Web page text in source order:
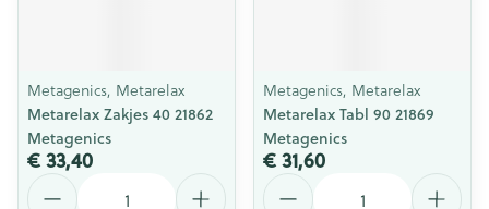
Metagenics, Metarelax
Metarelax Zakjes 40 21862
Metagenics
€ 33,40
Metagenics, Metarelax
Metarelax Tabl 90 21869
Metagenics
€ 31,60
Aantal